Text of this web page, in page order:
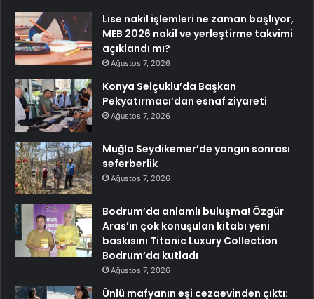
Lise nakil işlemleri ne zaman başlıyor,
MEB 2026 nakil ve yerleştirme takvimi
açıklandı mı?
Ağustos 7, 2026
Konya Selçuklu’da Başkan
Pekyatırmacı’dan esnaf ziyareti
Ağustos 7, 2026
Muğla Seydikemer’de yangın sonrası
seferberlik
Ağustos 7, 2026
Bodrum’da anlamlı buluşma! Özgür
Aras’ın çok konuşulan kitabı yeni
baskısını Titanic Luxury Collection
Bodrum’da kutladı
Ağustos 7, 2026
Ünlü mafyanın eşi cezaevinden çıktı: